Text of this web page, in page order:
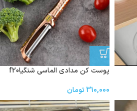
پوست کن مدادی الماسی شنگیاf20
310,000تومان